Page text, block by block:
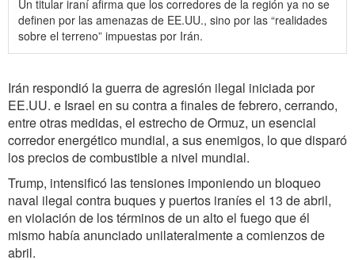
Un titular iraní afirma que los corredores de la región ya no se
definen por las amenazas de EE.UU., sino por las “realidades
sobre el terreno” impuestas por Irán.
Irán respondió la guerra de agresión ilegal iniciada por
EE.UU. e Israel en su contra a finales de febrero, cerrando,
entre otras medidas, el estrecho de Ormuz, un esencial
corredor energético mundial, a sus enemigos, lo que disparó
los precios de combustible a nivel mundial.
Trump, intensificó las tensiones imponiendo un bloqueo
naval ilegal contra buques y puertos iraníes el 13 de abril,
en violación de los términos de un alto el fuego que él
mismo había anunciado unilateralmente a comienzos de
abril.